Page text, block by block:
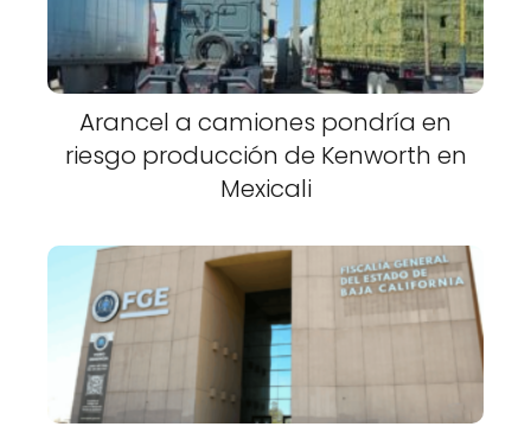
Arancel a camiones pondría en
riesgo producción de Kenworth en
Mexicali